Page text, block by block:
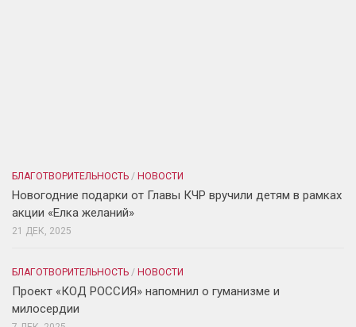
БЛАГОТВОРИТЕЛЬНОСТЬ / НОВОСТИ
Новогодние подарки от Главы КЧР вручили детям в рамках
акции «Елка желаний»
21 ДЕК, 2025
БЛАГОТВОРИТЕЛЬНОСТЬ / НОВОСТИ
Проект «КОД РОССИЯ» напомнил о гуманизме и
милосердии